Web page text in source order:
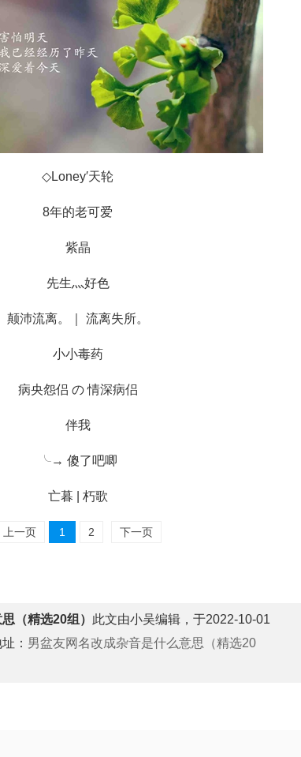
◇Loney′天轮
8年的老可爱
紫晶
先生灬好色
颠沛流离。｜ 流离失所。
小小毒药
病央怨侣 の 情深病侣
伴我
╰→ 傻了吧唧
亡暮 | 朽歌
上一页 1 2 下一页
（精选20组） 此文由小吴编辑，于2022-10-01
： 男盆友网名改成杂音是什么意思（精选20